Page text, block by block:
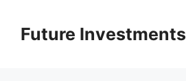
вмістуFuture Investments